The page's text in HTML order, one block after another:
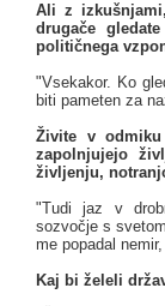
Ali z
drugače
političnega
"Vsekakor. Ko
biti pameten za
Živite v
zapolnjujejo
življenju,
"Tudi jaz v
sozvočje s
me popadal
Kaj bi želeli